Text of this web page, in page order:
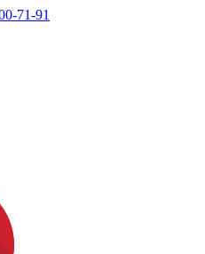
71-91